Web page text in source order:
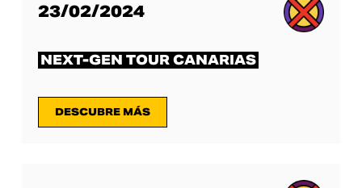
23/02/2024
NEXT-GEN TOUR CANARIAS
DESCUBRE MÁS